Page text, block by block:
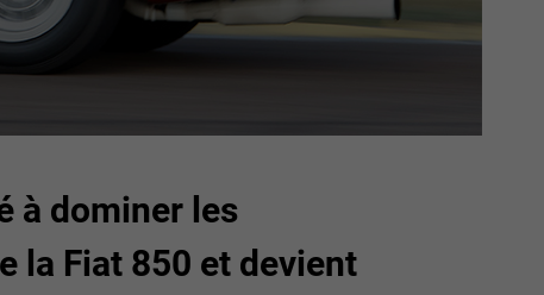
à dominer les
la Fiat 850 et devient